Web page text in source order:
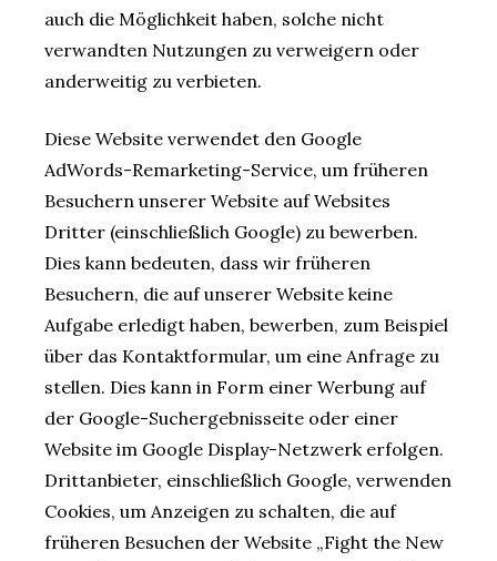
auch die Möglichkeit haben, solche nicht
verwandten Nutzungen zu verweigern oder
anderweitig zu verbieten.
Diese Website verwendet den Google
AdWords-Remarketing-Service, um früheren
Besuchern unserer Website auf Websites
Dritter (einschließlich Google) zu bewerben.
Dies kann bedeuten, dass wir früheren
Besuchern, die auf unserer Website keine
Aufgabe erledigt haben, bewerben, zum Beispiel
über das Kontaktformular, um eine Anfrage zu
stellen. Dies kann in Form einer Werbung auf
der Google-Suchergebnisseite oder einer
Website im Google Display-Netzwerk erfolgen.
Drittanbieter, einschließlich Google, verwenden
Cookies, um Anzeigen zu schalten, die auf
früheren Besuchen der Website „Fight the New